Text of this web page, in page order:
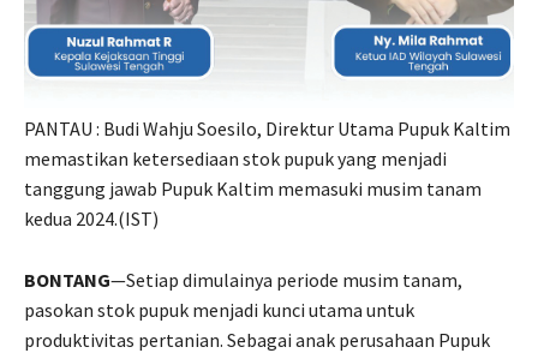
PANTAU : Budi Wahju Soesilo, Direktur Utama Pupuk Kaltim
memastikan ketersediaan stok pupuk yang menjadi
tanggung jawab Pupuk Kaltim memasuki musim tanam
kedua 2024.(IST)
BONTANG—Setiap dimulainya periode musim tanam,
pasokan stok pupuk menjadi kunci utama untuk
produktivitas pertanian. Sebagai anak perusahaan Pupuk